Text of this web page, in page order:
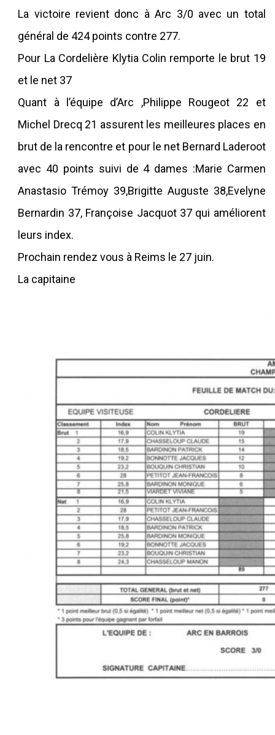
La victoire revient donc à Arc 3/0 avec un total
général de 424 points contre 277.
Pour La Cordelière Klytia Colin remporte le brut 19
et le net 37
Quant à l’équipe d’Arc ,Philippe Rougeot 22 et
Michel Drecq 21 assurent les meilleures places en
brut de la rencontre et pour le net Bernard Laderoot
avec 40 points suivi de 4 dames :Marie Carmen
Anastasio Trémoy 39,Brigitte Auguste 38,Evelyne
Bernardin 37, Françoise Jacquot 37 qui améliorent
leurs index.
Prochain rendez vous à Reims le 27 juin.
La capitaine